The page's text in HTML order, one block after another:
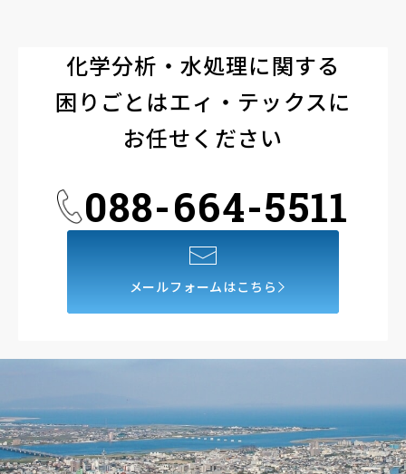
化学分析・ 水処理に関する
困りごとはエィ・テックスに
お任せください
088-664-5511
メールフォームはこちら